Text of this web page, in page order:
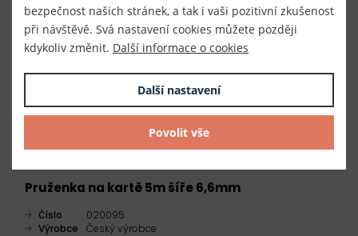
Pruženka na kartě 5m šíře 6,6mm
Číslo
020095
Výrobce
Český výrobce
bezpečnost našich stránek, a tak i vaši pozitivní zkušenost
při návštěvě. Svá nastavení cookies můžete později
kdykoliv změnit. Další informace o cookies
Další nastavení
Povolit vše